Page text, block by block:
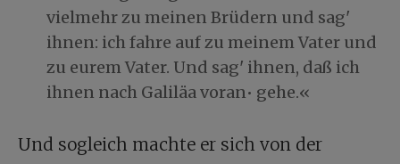
vielmehr zu meinen Brüdern und sag'
ihnen: ich fahre auf zu meinem Vater und
zu eurem Vater. Und sag' ihnen, daß ich
ihnen nach Galiläa voran• gehe.«
Und sogleich machte er sich von der